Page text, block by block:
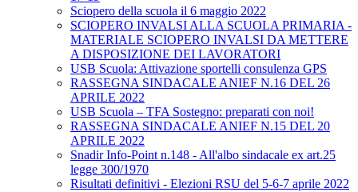
Sciopero della scuola il 6 maggio 2022
SCIOPERO INVALSI ALLA SCUOLA PRIMARIA -
MATERIALE SCIOPERO INVALSI DA METTERE
A DISPOSIZIONE DEI LAVORATORI
USB Scuola: Attivazione sportelli consulenza GPS
RASSEGNA SINDACALE ANIEF N.16 DEL 26
APRILE 2022
USB Scuola – TFA Sostegno: preparati con noi!
RASSEGNA SINDACALE ANIEF N.15 DEL 20
APRILE 2022
Snadir Info-Point n.148 - All'albo sindacale ex art.25
legge 300/1970
Risultati definitivi - Elezioni RSU del 5-6-7 aprile 2022